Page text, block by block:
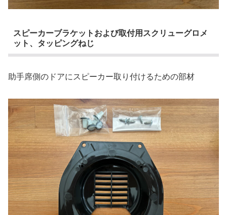
スピーカーブラケットおよび取付用スクリューグロメ
ット、タッピングねじ
助手席側のドアにスピーカー取り付けるための部材